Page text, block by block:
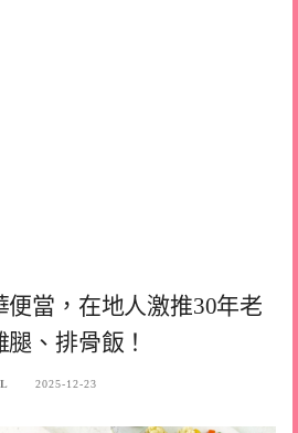
當，在地人激推30年老
、排骨飯！
2025-12-23